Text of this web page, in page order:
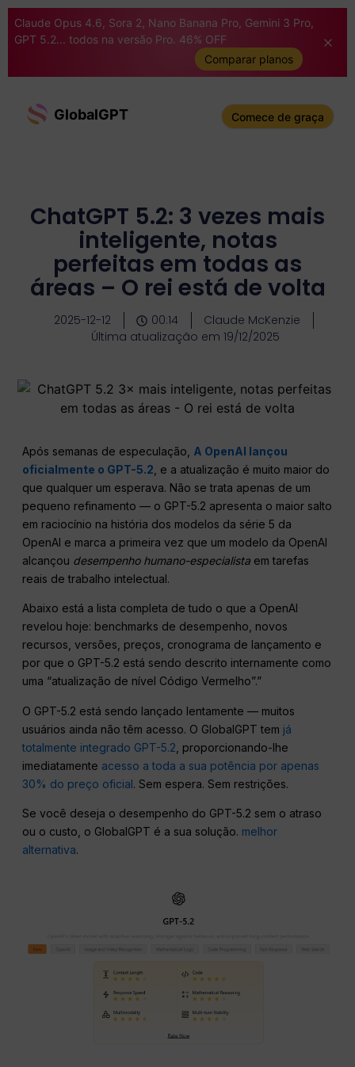
Claude Opus 4.6, Sora 2, Nano Banana Pro, Gemini 3 Pro,
GPT 5.2... todos na versão Pro. 46% OFF
Comparar planos
GlobalGPT Comece de graça
ChatGPT 5.2: 3 vezes mais
inteligente, notas
perfeitas em todas as
áreas – O rei está de volta
2025-12-12 00:14
Claude McKenzie
Última atualização em 19/12/2025
Após semanas de especulação, A OpenAI lançou
oficialmente o GPT-5.2 , e a atualização é muito maior do
que qualquer um esperava. Não se trata apenas de um
pequeno refinamento — o GPT-5.2 apresenta o maior salto
em raciocínio na história dos modelos da série 5 da
OpenAI e marca a primeira vez que um modelo da OpenAI
alcançou desempenho humano-especialista em tarefas
reais de trabalho intelectual.
Abaixo está a lista completa de tudo o que a OpenAI
revelou hoje: benchmarks de desempenho, novos
recursos, versões, preços, cronograma de lançamento e
por que o GPT-5.2 está sendo descrito internamente como
uma “atualização de nível Código Vermelho”.”
O GPT-5.2 está sendo lançado lentamente — muitos
usuários ainda não têm acesso. O GlobalGPT tem já
totalmente integrado GPT-5.2 , proporcionando-lhe
imediatamente acesso a toda a sua potência por apenas
30% do preço oficial. Sem espera. Sem restrições.
Se você deseja o desempenho do GPT-5.2 sem o atraso
ou o custo, o GlobalGPT é a sua solução. melhor
alternativa.